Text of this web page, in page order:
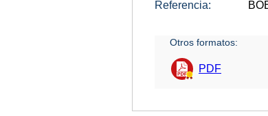
Referencia:
Otros formatos:
PDF